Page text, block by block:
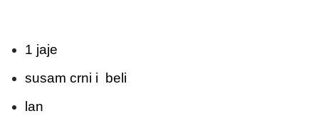
1 jaje
susam crni i beli
lan